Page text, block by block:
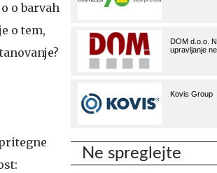
o barvah
o tem,
Ne spreglejte